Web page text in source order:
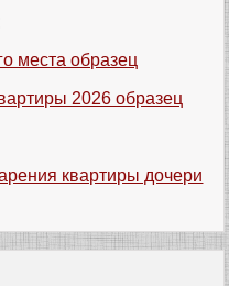
места образец
2026 образец
квартиры дочери